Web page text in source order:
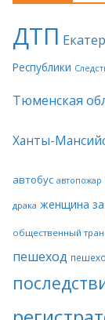
ДТП
Республики
Тюменская
Ханты-
автобус автопожар
драка женщина
общественный
пешеход